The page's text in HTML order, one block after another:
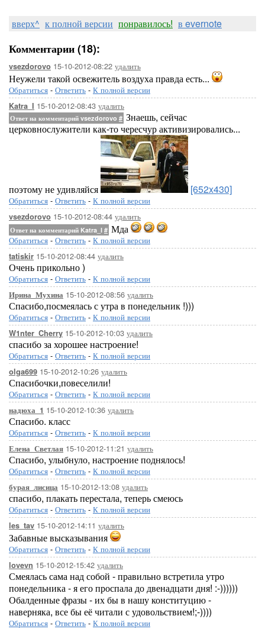
вверх^ к полной версии понравилось! в evernote
Комментарии (18):
vsezdorovo 15-10-2012-08:22 удалить
Неужели такой освежитель воздуха правда есть...
Обратиться - Ответить - К полной версии
Katra_I 15-10-2012-08:43 удалить
Ответ на комментарий vsezdorovo # Знаешь, сейчас
церковнослужители как-то чересчур активизировались...
поэтому не удивляйся [652x430]
Обратиться - Ответить - К полной версии
vsezdorovo 15-10-2012-08:44 удалить
Ответ на комментарий Katra_I # Мда
Обратиться - Ответить - К полной версии
tatiskir 15-10-2012-08:44 удалить
Очень прикольно )
Обратиться - Ответить - К полной версии
Ирина_Мухина 15-10-2012-08:56 удалить
Спасибо,посмеялась с утра в понедельник !)))
Обратиться - Ответить - К полной версии
W1nter_Cherry 15-10-2012-10:03 удалить
спасибо за хорошее настроение!
Обратиться - Ответить - К полной версии
olga699 15-10-2012-10:26 удалить
Спасибочки,повеселили!
Обратиться - Ответить - К полной версии
надюха_1 15-10-2012-10:36 удалить
Спасибо. класс
Обратиться - Ответить - К полной версии
Елена_Светлая 15-10-2012-11:21 удалить
Спасибо, улыбнуло, настроение поднялось!
Обратиться - Ответить - К полной версии
бурая_лисица 15-10-2012-13:08 удалить
спасибо, плакать перестала, теперь смеюсь
Обратиться - Ответить - К полной версии
les_tav 15-10-2012-14:11 удалить
Забавные высказывания
Обратиться - Ответить - К полной версии
lovevn 15-10-2012-15:42 удалить
Смеялась сама над собой - правильно встретила утро
понедельника - я его проспала до двенадцати дня! :-))))))
Обалденные фразы - их бы в нашу конституцию -
наверняка, все бы её читали с удовольствием!;-))))
Обратиться - Ответить - К полной версии